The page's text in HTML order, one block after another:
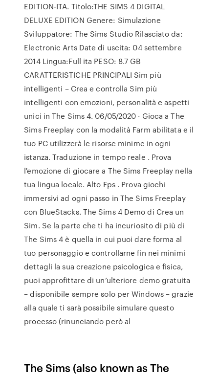
EDITION-ITA. Titolo:THE SIMS 4 DIGITAL
DELUXE EDITION Genere: Simulazione
Sviluppatore: The Sims Studio Rilasciato da:
Electronic Arts Date di uscita: 04 settembre
2014 Lingua:Full ita PESO: 8.7 GB
CARATTERISTICHE PRINCIPALI Sim più
intelligenti – Crea e controlla Sim più
intelligenti con emozioni, personalità e aspetti
unici in The Sims 4. 06/05/2020 · Gioca a The
Sims Freeplay con la modalità Farm abilitata e il
tuo PC utilizzerà le risorse minime in ogni
istanza. Traduzione in tempo reale . Prova
l'emozione di giocare a The Sims Freeplay nella
tua lingua locale. Alto Fps . Prova giochi
immersivi ad ogni passo in The Sims Freeplay
con BlueStacks. The Sims 4 Demo di Crea un
Sim. Se la parte che ti ha incuriosito di più di
The Sims 4 è quella in cui puoi dare forma al
tuo personaggio e controllarne fin nei minimi
dettagli la sua creazione psicologica e fisica,
puoi approfittare di un’ulteriore demo gratuita
– disponibile sempre solo per Windows – grazie
alla quale ti sarà possibile simulare questo
processo (rinunciando però al
The Sims (also known as The